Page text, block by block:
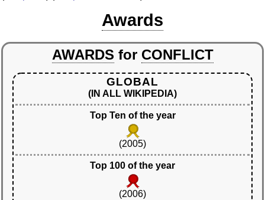
Awards
AWARDS for CONFLICT
GLOBAL
(IN ALL WIKIPEDIA)
Top Ten of the year
(2005)
Top 100 of the year
(2006)